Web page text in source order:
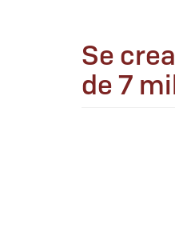
Se
de 7